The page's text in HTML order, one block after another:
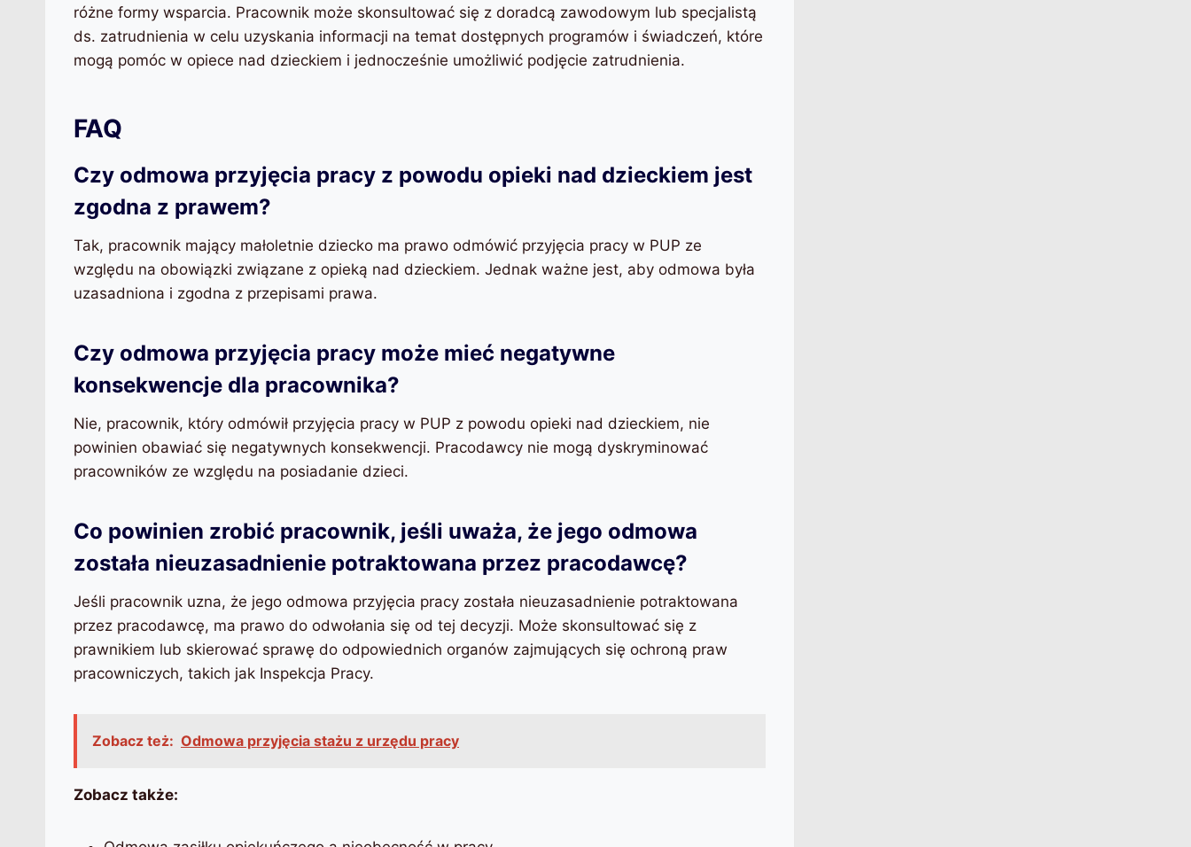
różne formy wsparcia. Pracownik może skonsultować się z doradcą zawodowym lub specjalistą
ds. zatrudnienia w celu uzyskania informacji na temat dostępnych programów i świadczeń, które
mogą pomóc w opiece nad dzieckiem i jednocześnie umożliwić podjęcie zatrudnienia.
FAQ
Czy odmowa przyjęcia pracy z powodu opieki nad dzieckiem jest
zgodna z prawem?
Tak, pracownik mający małoletnie dziecko ma prawo odmówić przyjęcia pracy w PUP ze
względu na obowiązki związane z opieką nad dzieckiem. Jednak ważne jest, aby odmowa była
uzasadniona i zgodna z przepisami prawa.
Czy odmowa przyjęcia pracy może mieć negatywne
konsekwencje dla pracownika?
Nie, pracownik, który odmówił przyjęcia pracy w PUP z powodu opieki nad dzieckiem, nie
powinien obawiać się negatywnych konsekwencji. Pracodawcy nie mogą dyskryminować
pracowników ze względu na posiadanie dzieci.
Co powinien zrobić pracownik, jeśli uważa, że jego odmowa
została nieuzasadnienie potraktowana przez pracodawcę?
Jeśli pracownik uzna, że jego odmowa przyjęcia pracy została nieuzasadnienie potraktowana
przez pracodawcę, ma prawo do odwołania się od tej decyzji. Może skonsultować się z
prawnikiem lub skierować sprawę do odpowiednich organów zajmujących się ochroną praw
pracowniczych, takich jak Inspekcja Pracy.
Zobacz też: Odmowa przyjęcia stażu z urzędu pracy
Zobacz także: